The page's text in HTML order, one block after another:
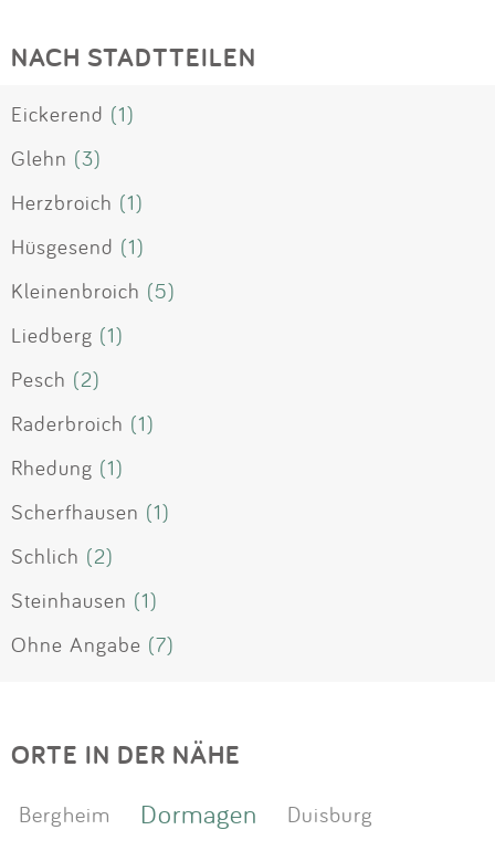
NACH STADTTEILEN
Eickerend (1)
Glehn (3)
Herzbroich (1)
Hüsgesend (1)
Kleinenbroich (5)
Liedberg (1)
Pesch (2)
Raderbroich (1)
Rhedung (1)
Scherfhausen (1)
Schlich (2)
Steinhausen (1)
Ohne Angabe (7)
ORTE IN DER NÄHE
Bergheim Dormagen Duisburg